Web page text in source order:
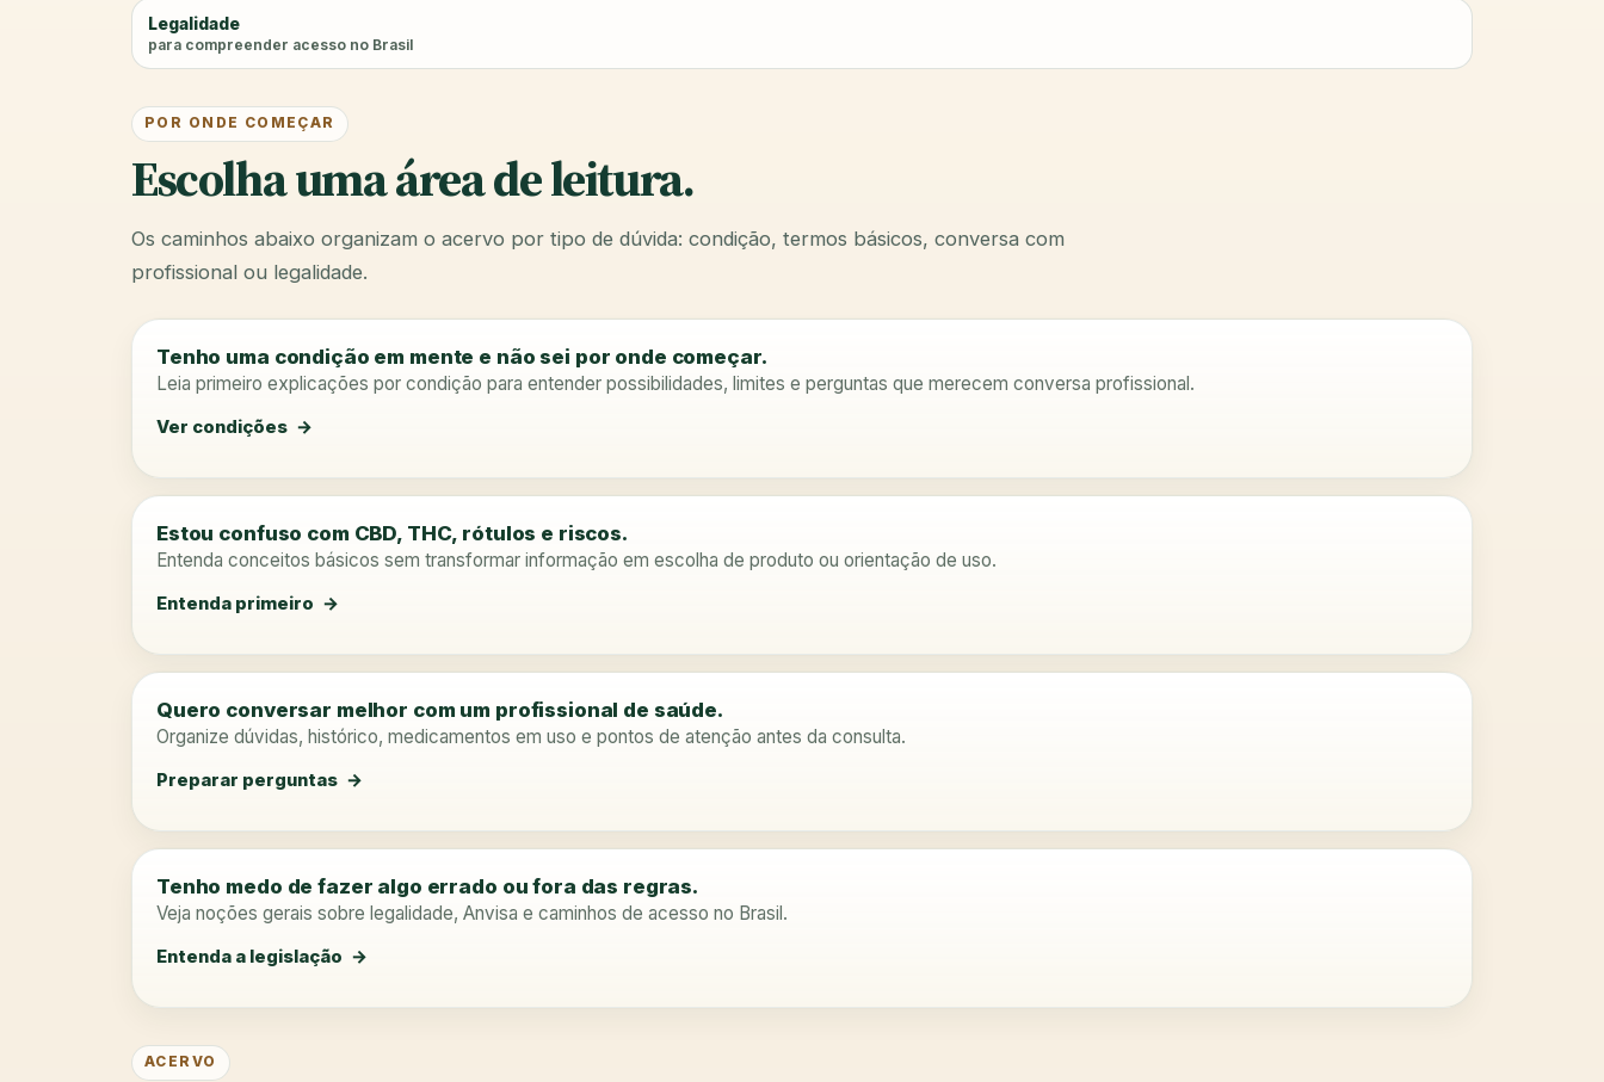
Legalidade
para compreender acesso no Brasil
POR ONDE COMEÇAR
Escolha uma área de leitura.
Os caminhos abaixo organizam o acervo por tipo de dúvida: condição, termos básicos, conversa com
profissional ou legalidade.
Tenho uma condição em mente e não sei por onde começar.
Leia primeiro explicações por condição para entender possibilidades, limites e perguntas que merecem conversa profissional.
Ver condições
Estou confuso com CBD, THC, rótulos e riscos.
Entenda conceitos básicos sem transformar informação em escolha de produto ou orientação de uso.
Entenda primeiro
Quero conversar melhor com um profissional de saúde.
Organize dúvidas, histórico, medicamentos em uso e pontos de atenção antes da consulta.
Preparar perguntas
Tenho medo de fazer algo errado ou fora das regras.
Veja noções gerais sobre legalidade, Anvisa e caminhos de acesso no Brasil.
Entenda a legislação
ACERVO